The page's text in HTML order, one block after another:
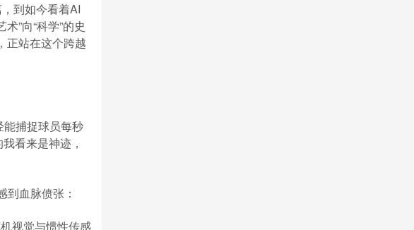
到如今看着AI
”向“科学”的史
正站在这个跨越
能捕捉球员每秒
看来是神迹，
到血脉偾张：
视觉与惯性传感